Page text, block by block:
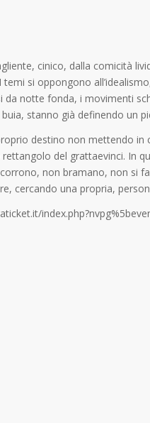
cinico, dalla comicità
si oppongono
notte fonda, i movimenti
stanno già definendo un
destino non mettendo in
del grattaevinci. In
non bramano, non si
cercando una propria,